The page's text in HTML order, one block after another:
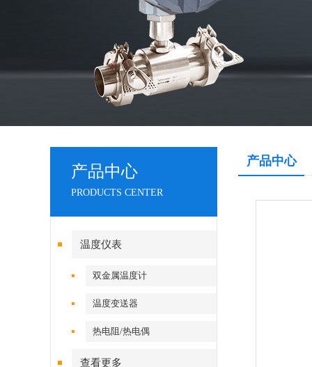
产品中心
PRODUCTS CENTER
温度仪表
双金属温度计
温度变送器
热电阻/热电偶
查看更多
产品中心